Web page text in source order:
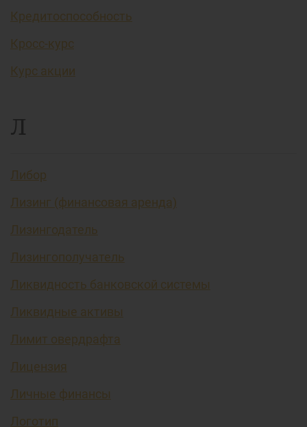
Кредитоспособность
Кросс-курс
Курс акции
Л
Либор
Лизинг (финансовая аренда)
Лизингодатель
Лизингополучатель
Ликвидность банковской системы
Ликвидные активы
Лимит овердрафта
Лицензия
Личные финансы
Логотип